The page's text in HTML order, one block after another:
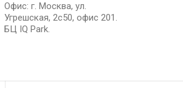
Офис: г. Москва, ул.
Угрешская, 2с50, офис 201.
БЦ IQ Park.